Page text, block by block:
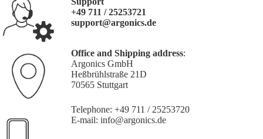
+49 711 / 25253721
support@argonics.de
Office and Shipping address:
Argonics GmbH
Heßbrühlstraße 21D
70565 Stuttgart
Telephone: +49 711 / 25253720
E-mail: info@argonics.de